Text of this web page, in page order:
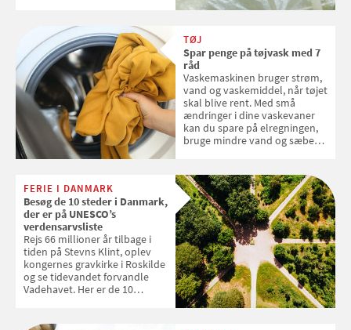
TØJ
Spar penge på tøjvask med 7
råd
Vaskemaskinen bruger strøm,
vand og vaskemiddel, når tøjet
skal blive rent. Med små
ændringer i dine vaskevaner
kan du spare på elregningen,
bruge mindre vand og sæbe
enkle råd til at spare penge på
tøjvasken
FERIE I DANMARK
Besøg de 10 steder i Danmark,
der er på UNESCO’s
verdensarvsliste
Rejs 66 millioner år tilbage i
tiden på Stevns Klint, oplev
kongernes gravkirke i Roskilde
og se tidevandet forvandle
Vadehavet. Her er de 10